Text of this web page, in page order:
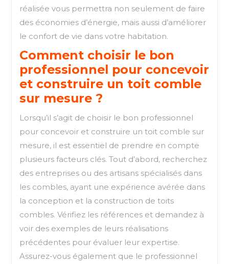
réalisée vous permettra non seulement de faire
des économies d’énergie, mais aussi d’améliorer
le confort de vie dans votre habitation.
Comment choisir le bon
professionnel pour concevoir
et construire un toit comble
sur mesure ?
Lorsqu’il s’agit de choisir le bon professionnel
pour concevoir et construire un toit comble sur
mesure, il est essentiel de prendre en compte
plusieurs facteurs clés. Tout d’abord, recherchez
des entreprises ou des artisans spécialisés dans
les combles, ayant une expérience avérée dans
la conception et la construction de toits
combles. Vérifiez les références et demandez à
voir des exemples de leurs réalisations
précédentes pour évaluer leur expertise.
Assurez-vous également que le professionnel